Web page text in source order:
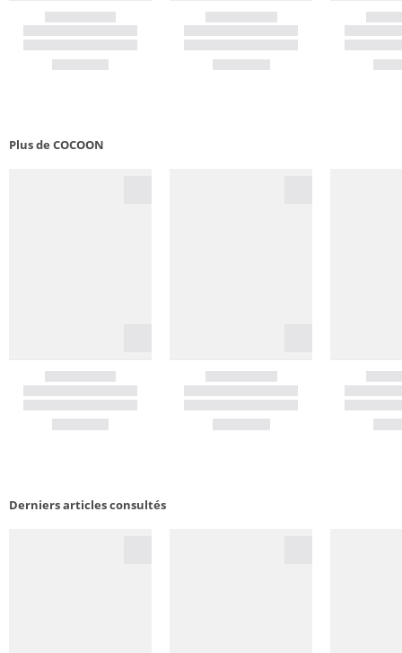
Plus de COCOON
Derniers articles consultés